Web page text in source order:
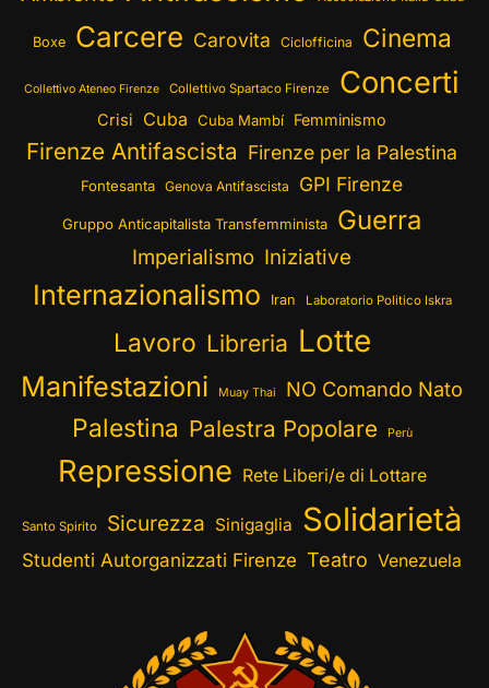
Boxe Carcere Carovita Ciclofficina Cinema
Collettivo Ateneo Firenze Collettivo Spartaco Firenze Concerti
Crisi Cuba Cuba Mambí Femminismo
Firenze Antifascista Firenze per la Palestina
Fontesanta Genova Antifascista GPI Firenze
Gruppo Anticapitalista Transfemminista Guerra
Imperialismo Iniziative
Internazionalismo Iran Laboratorio Politico Iskra
Lavoro Libreria Lotte
Manifestazioni Muay Thai NO Comando Nato
Palestina Palestra Popolare Perù
Repressione Rete Liberi/e di Lottare
Santo Spirito Sicurezza Sinigaglia Solidarietà
Studenti Autorganizzati Firenze Teatro Venezuela